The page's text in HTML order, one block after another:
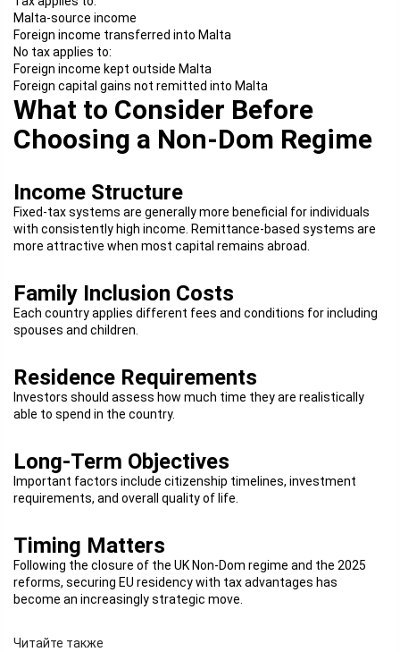
Malta-source income
Foreign income transferred into Malta
No tax applies to:
Foreign income kept outside Malta
Foreign capital gains not remitted into Malta
What to Consider Before
Choosing a Non-Dom Regime
Income Structure
Fixed-tax systems are generally more beneficial for individuals
with consistently high income. Remittance-based systems are
more attractive when most capital remains abroad.
Family Inclusion Costs
Each country applies different fees and conditions for including
spouses and children.
Residence Requirements
Investors should assess how much time they are realistically
able to spend in the country.
Long-Term Objectives
Important factors include citizenship timelines, investment
requirements, and overall quality of life.
Timing Matters
Following the closure of the UK Non-Dom regime and the 2025
reforms, securing EU residency with tax advantages has
become an increasingly strategic move.
Читайте также